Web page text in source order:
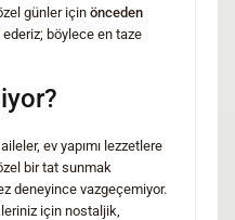
günler için önceden
ederiz; böylece en taze
ev yapımı lezzetlere
bir tat sunmak
deneyince vazgeçemiyor.
için nostaljik,